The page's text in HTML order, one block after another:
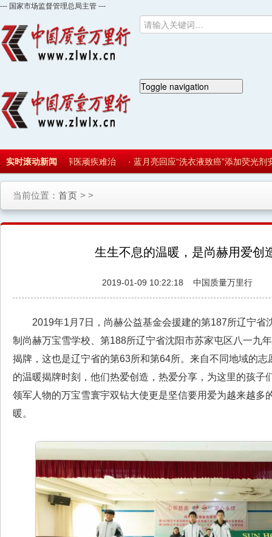
--- 国家市场监督管理总局主管 ---
Toggle navigation
实时滚动新闻
达56% 以药养医顽疾难治 蓝月亮回应“洗衣液致癌”添加荧光剂安
当前位置： 首页 > >
生生不息的温暖，是尚赫用爱创
2019-01-09 10:22:18 中国质量万里行
2019年1月7日，尚赫公益基金会援建的第187所辽宁省
制尚赫万宝雪学校、第188所辽宁省沈阳市苏家屯区八一九
揭牌，这也是辽宁省的第63所和第64所。来自不同地域的
的温暖揭牌时刻，他们热爱创造，热爱分享，为这里的孩子
领军人物的万宝雪寰宇双钻大使更是坚信要用爱为越来越多
暖。